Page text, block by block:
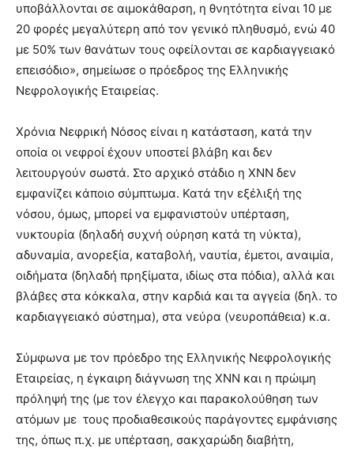
υποβάλλονται σε αιμοκάθαρση, η θνητότητα είναι 10 με
20 φορές μεγαλύτερη από τον γενικό πληθυσμό, ενώ 40
με 50% των θανάτων τους οφείλονται σε καρδιαγγειακό
επεισόδιο», σημείωσε ο πρόεδρος της Ελληνικής
Νεφρολογικής Εταιρείας.
Χρόνια Νεφρική Νόσος είναι η κατάσταση, κατά την
οποία οι νεφροί έχουν υποστεί βλάβη και δεν
λειτουργούν σωστά. Στο αρχικό στάδιο η ΧΝΝ δεν
εμφανίζει κάποιο σύμπτωμα. Κατά την εξέλιξή της
νόσου, όμως, μπορεί να εμφανιστούν υπέρταση,
νυκτουρία (δηλαδή συχνή ούρηση κατά τη νύκτα),
αδυναμία, ανορεξία, καταβολή, ναυτία, έμετοι, αναιμία,
οιδήματα (δηλαδή πρηξίματα, ιδίως στα πόδια), αλλά και
βλάβες στα κόκκαλα, στην καρδιά και τα αγγεία (δηλ. το
καρδιαγγειακό σύστημα), στα νεύρα (νευροπάθεια) κ.α.
Σύμφωνα με τον πρόεδρο της Ελληνικής Νεφρολογικής
Εταιρείας, η έγκαιρη διάγνωση της ΧΝΝ και η πρώιμη
πρόληψή της (με τον έλεγχο και παρακολούθηση των
ατόμων με τους προδιαθεσικούς παράγοντες εμφάνισης
της, όπως π.χ. με υπέρταση, σακχαρώδη διαβήτη,